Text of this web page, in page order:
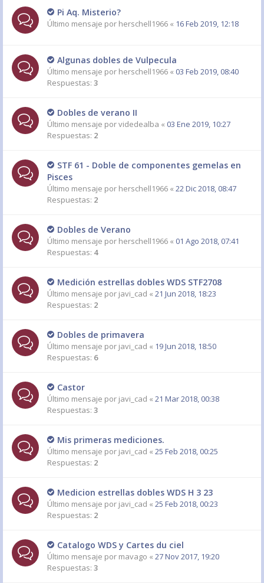
Pi Aq. Misterio?
Último mensaje por herschell1966 « 16 Feb 2019, 12:18
Algunas dobles de Vulpecula
Último mensaje por herschell1966 « 03 Feb 2019, 08:40
Respuestas: 3
Dobles de verano II
Último mensaje porvidedealba « 03 Ene 2019, 10:27
Respuestas: 2
STF 61 - Doble de componentes gemelas en
Pisces
Último mensaje por herschell1966 « 22 Dic 2018, 08:47
Respuestas: 2
Dobles de Verano
Último mensaje por herschell1966 « 01 Ago 2018, 07:41
Respuestas: 4
Medición estrellas dobles WDS STF2708
Último mensaje por javi_cad « 21 Jun 2018, 18:23
Respuestas: 2
Dobles de primavera
Último mensaje por javi_cad « 19 Jun 2018, 18:50
Respuestas: 6
Castor
Último mensaje por javi_cad « 21 Mar 2018, 00:38
Respuestas: 3
Mis primeras mediciones.
Último mensaje por javi_cad « 25 Feb 2018, 00:25
Respuestas: 2
Medicion estrellas dobles WDS H 3 23
Último mensaje por javi_cad « 25 Feb 2018, 00:23
Respuestas: 2
Catalogo WDS y Cartes du ciel
Último mensaje por mavago « 27 Nov 2017, 19:20
Respuestas: 3